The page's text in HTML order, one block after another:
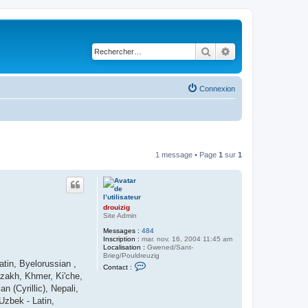
Rechercher
Connexion
1 message • Page 1 sur 1
drouizig
Site Admin
Messages : 484
Inscription : mar. nov. 16, 2004 11:45 am
Localisation : Gwened/Sant-
Brieg/Pouldreuzig
Contact :
Byelorussian ,
Khmer, Ki'che,
(Cyrillic), Nepali,
- Latin,